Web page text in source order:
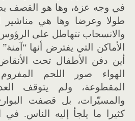
في وجه عزة، وها هو القصف
طولا وعرضا وها هي مناشير
والانسحاب تتهاطل على
الأماكن التي يفترض أنها
أين دفن الأطفال تحت
الهواء صور اللحم
المقطوعة، ولم يتوقف
والمسيّرات، بل قصفت
كثيرا ما يلجأ إليه الناس.